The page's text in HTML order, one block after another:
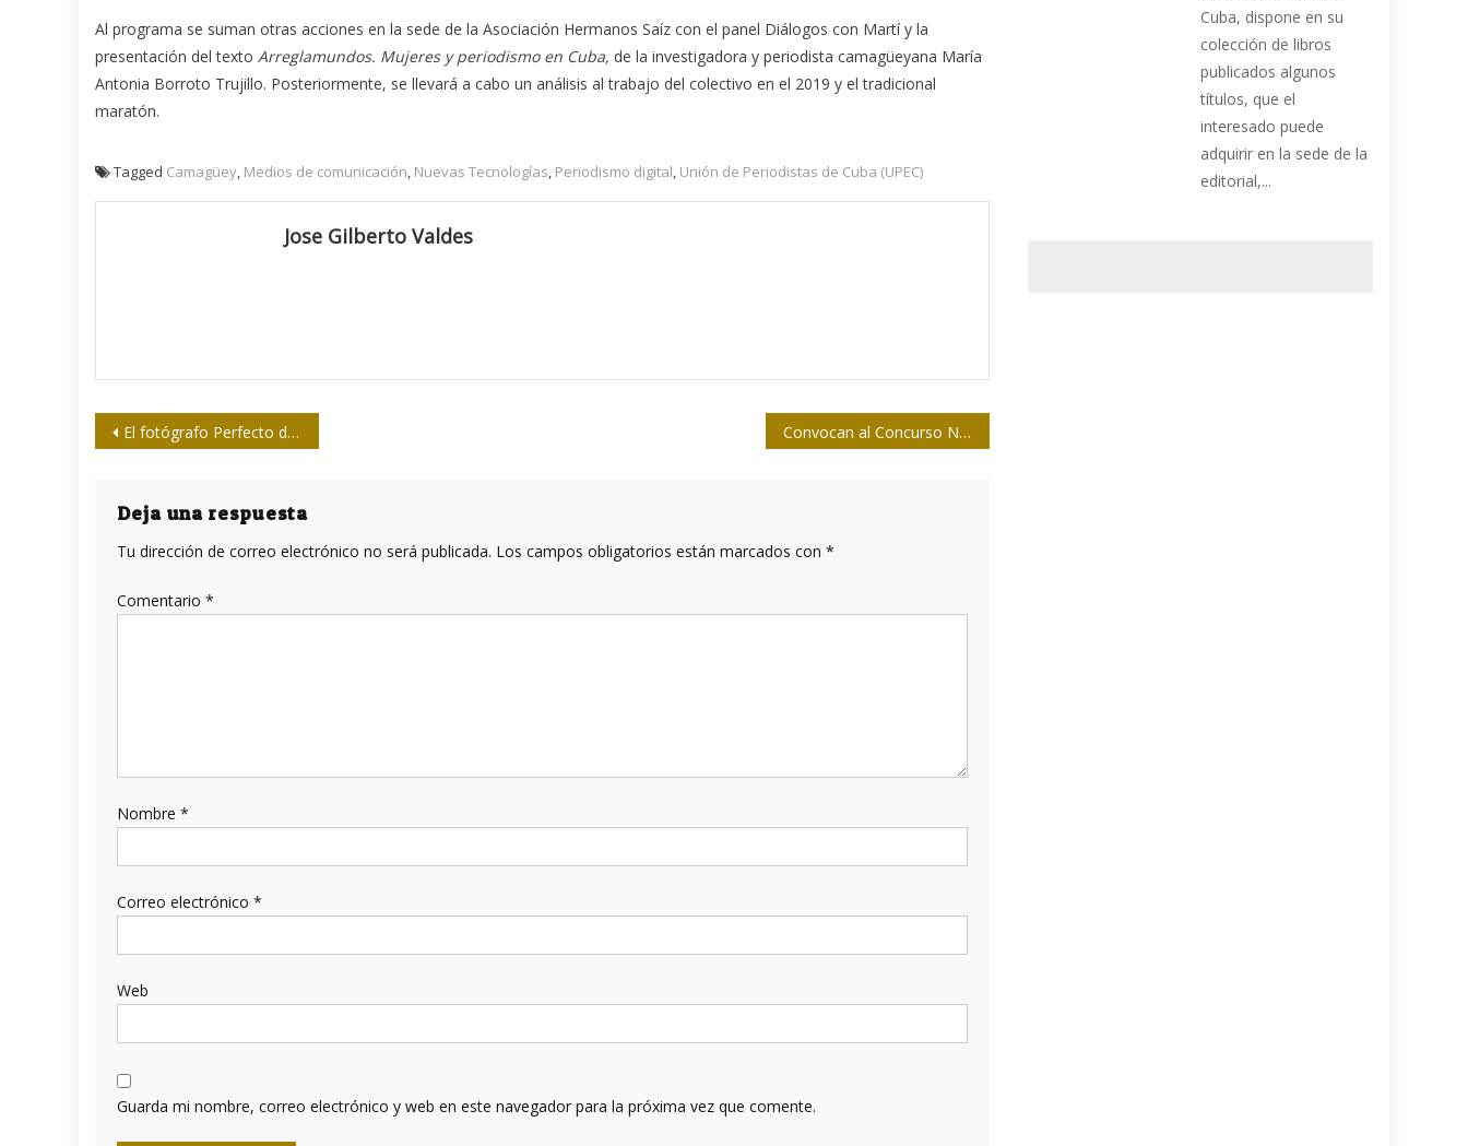
Al programa se suman otras acciones en la sede de la Asociación Hermanos Saíz con el panel Diálogos con Martí y la
presentación del texto Arreglamundos. Mujeres y periodismo en Cuba, de la investigadora y periodista camagüeyana María
Antonia Borroto Trujillo. Posteriormente, se llevará a cabo un análisis al trabajo del colectivo en el 2019 y el tradicional
maratón.
Tagged Camagüey, Medios de comunicación, Nuevas Tecnologías, Periodismo digital, Unión de Periodistas de Cuba (UPEC)
Jose Gilberto Valdes
Navegación
entradas
El fotógrafo Perfecto de la Revolución Convocan al Concurso Nacional de Dibujo Infantil
Deja una respuesta
Tu dirección de correo electrónico no será publicada. Los campos obligatorios están marcados con *
Comentario *
Nombre *
Correo electrónico *
Web
Guarda mi nombre, correo electrónico y web en este navegador para la próxima vez que comente.
Cuba, dispone en su
colección de libros
publicados algunos
títulos, que el
interesado puede
adquirir en la sede de la
editorial,...